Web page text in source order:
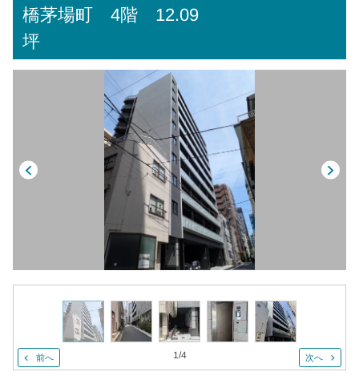
橋茅場町4階 12.09
坪
前へ 1/4 次へ